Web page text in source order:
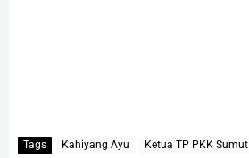
Tags Kahiyang Ayu Ketua TP PKK Sumut